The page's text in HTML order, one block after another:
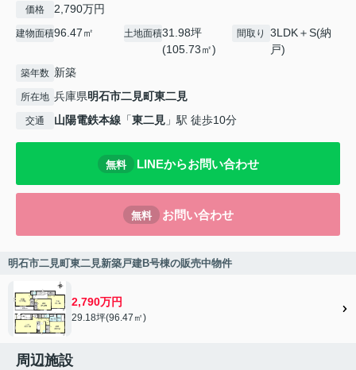
価格 2,790万円
建物面積96.47㎡ 土地面積31.98坪
(105.73㎡)
間取り
3LDK＋S(納
戸)
築年数 新築
所在地 兵庫県明石市二見町東二見
交通 山陽電鉄本線 「東二見 」駅 徒歩10分
無料 LINEからお問い合わせ
無料 お問い合わせ
明石市二見町東二見新築戸建B号棟の販売中物件
2,790万円
29.18坪(96.47㎡)
周辺施設